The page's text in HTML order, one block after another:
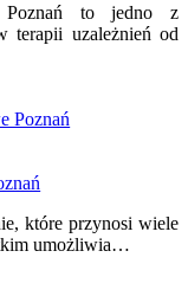
Poznań to jedno z
terapii uzależnień od
Poznań
które przynosi wiele
umożliwia…